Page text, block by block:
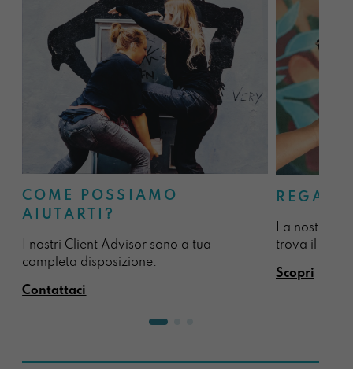
COME POSSIAMO
AIUTARTI?
I nostri Client Advisor sono a tua
completa disposizione.
Contattaci
La nostra
trova il
Scopri